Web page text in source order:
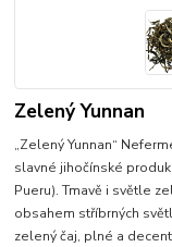
Zelený Yunnan
„Zelený Yunnan“
slavné jihočínské
Pueru). Tmavě i světle
obsahem stříbrných
zelený čaj, plné a